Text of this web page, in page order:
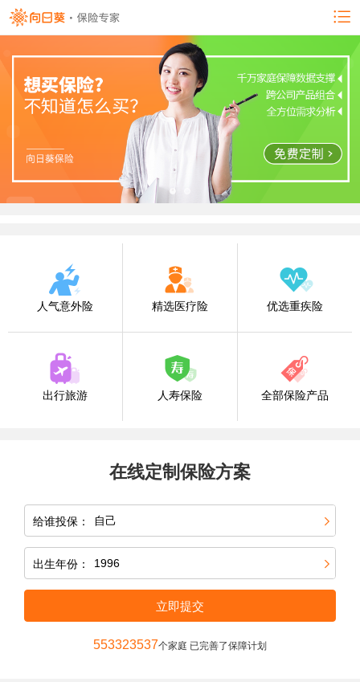
人气意外险 精选医疗险 优选重疾险
出行旅游 人寿保险 全部保险产品
在线定制保险方案
给谁投保：
出生年份：
立即提交
553323537个家庭 已完善了保障计划